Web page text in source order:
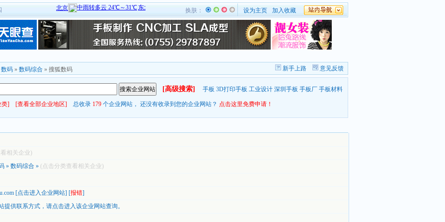
换肤： 设为主页 加入收藏
数码 » 数码综合 » 搜狐数码 新手上路 意见反馈
[高级搜索] 手板 3D打印手板 工业设计 深圳手板 手板厂 手板材料
类] [查看全部企业地区] 总收录 179 个企业网站， 还没有收录到您的企业网站？ 点击这里免费申请！
相关企业)
» 数码综合 » (点击分类查看相关企业)
[点击进入企业网站] [报错]
提供联系方式， 请点击进入该企业网站查询。